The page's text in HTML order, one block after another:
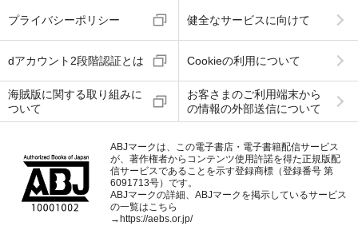
プライバシーポリシー 健全なサービスに向けて
dアカウント2段階認証とは Cookieの利用について
海賊版に関する取り組みに
ついて
お客さまのご利用端末から
の情報の外部送信について
ABJマークは、この電子書店・電子書籍配信サービス
が、著作権者からコンテンツ使用許諾を得た正規版配
信サービスであることを示す登録商標（登録番号 第
6091713号）です。
ABJマークの詳細、ABJマークを掲示しているサービス
の一覧はこちら
→ https://aebs.or.jp/